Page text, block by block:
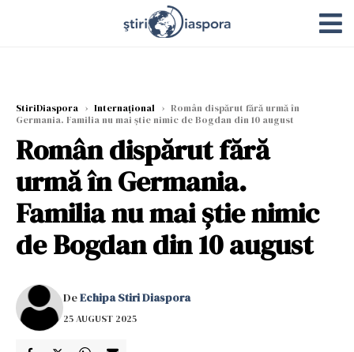
StiriDiaspora › Internațional › Român dispărut fără urmă în
Germania. Familia nu mai știe nimic de Bogdan din 10 august
Român dispărut fără
urmă în Germania.
Familia nu mai știe nimic
de Bogdan din 10 august
DeEchipa Stiri Diaspora
25 AUGUST 2025